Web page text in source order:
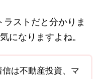
ストだと分かりま
になりますよね。
は不動産投資、マ